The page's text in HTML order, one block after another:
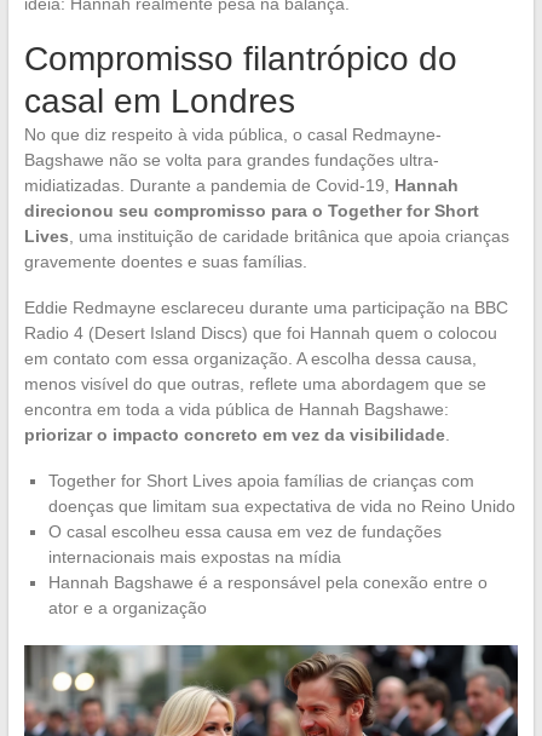
Compromisso filantrópico do
casal em Londres
No que diz respeito à vida pública, o casal Redmayne-
Bagshawe não se volta para grandes fundações ultra-
midiatizadas. Durante a pandemia de Covid-19, Hannah
direcionou seu compromisso para o Together for Short
Lives , uma instituição de caridade britânica que apoia crianças
gravemente doentes e suas famílias.
Eddie Redmayne esclareceu durante uma participação na BBC
Radio 4 (Desert Island Discs) que foi Hannah quem o colocou
em contato com essa organização. A escolha dessa causa,
menos visível do que outras, reflete uma abordagem que se
encontra em toda a vida pública de Hannah Bagshawe:
priorizar o impacto concreto em vez da visibilidade.
Together for Short Lives apoia famílias de crianças com
doenças que limitam sua expectativa de vida no Reino Unido
O casal escolheu essa causa em vez de fundações
internacionais mais expostas na mídia
Hannah Bagshawe é a responsável pela conexão entre o
ator e a organização